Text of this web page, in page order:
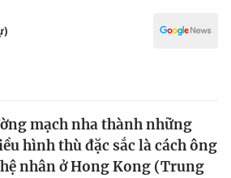
mạch nha thành những
hình thù đặc sắc là cách ông
nhân ở Hong Kong (Trung